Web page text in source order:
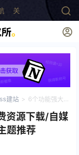
关于
建站 > 6个功能强大的
资源下载/自媒
题推荐